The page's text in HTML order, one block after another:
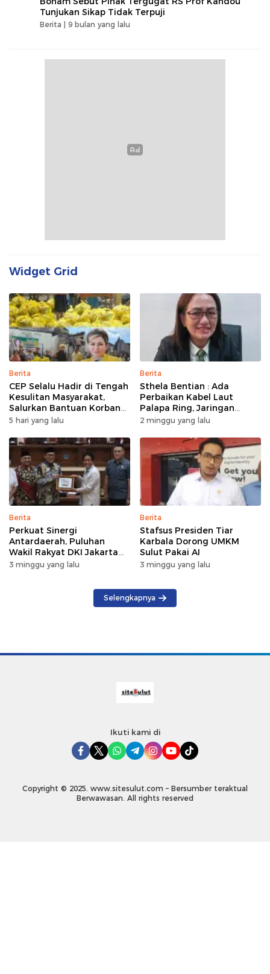
Tunjukan Sikap Tidak Terpuji
Berita | 9 bulan yang lalu
Widget Grid
Berita
CEP Selalu Hadir di Tengah
Kesulitan Masyarakat,
Salurkan Bantuan Korban
Kebakaran di Wanea
5 hari yang lalu
Berita
Sthela Bentian : Ada
Perbaikan Kabel Laut
Palapa Ring, Jaringan
Internet di Talaud,
Terganggu Sementara
2 minggu yang lalu
Berita
Perkuat Sinergi
Antardaerah, Puluhan
Wakil Rakyat DKI Jakarta
Gelar Kunker di DPRD Sulut
3 minggu yang lalu
Berita
Stafsus Presiden Tiar
Karbala Dorong UMKM
Sulut Pakai AI
3 minggu yang lalu
Selengkapnya
Ikuti kami di
Copyright © 2025. www.sitesulut.com – Bersumber teraktual
Berwawasan. All rights reserved